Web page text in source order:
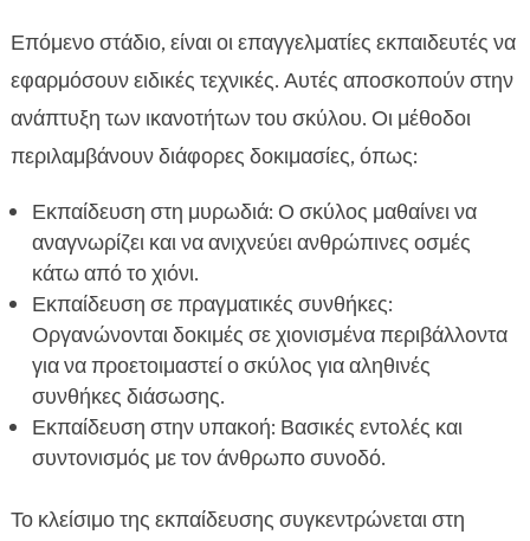
Επόμενο στάδιο, είναι οι επαγγελματίες εκπαιδευτές να
εφαρμόσουν ειδικές τεχνικές. Αυτές αποσκοπούν στην
ανάπτυξη των ικανοτήτων του σκύλου. Οι μέθοδοι
περιλαμβάνουν διάφορες δοκιμασίες, όπως:
Εκπαίδευση στη μυρωδιά: Ο σκύλος μαθαίνει να
αναγνωρίζει και να ανιχνεύει ανθρώπινες οσμές
κάτω από το χιόνι.
Εκπαίδευση σε πραγματικές συνθήκες:
Οργανώνονται δοκιμές σε χιονισμένα περιβάλλοντα
για να προετοιμαστεί ο σκύλος για αληθινές
συνθήκες διάσωσης.
Εκπαίδευση στην υπακοή: Βασικές εντολές και
συντονισμός με τον άνθρωπο συνοδό.
Το κλείσιμο της εκπαίδευσης συγκεντρώνεται στη